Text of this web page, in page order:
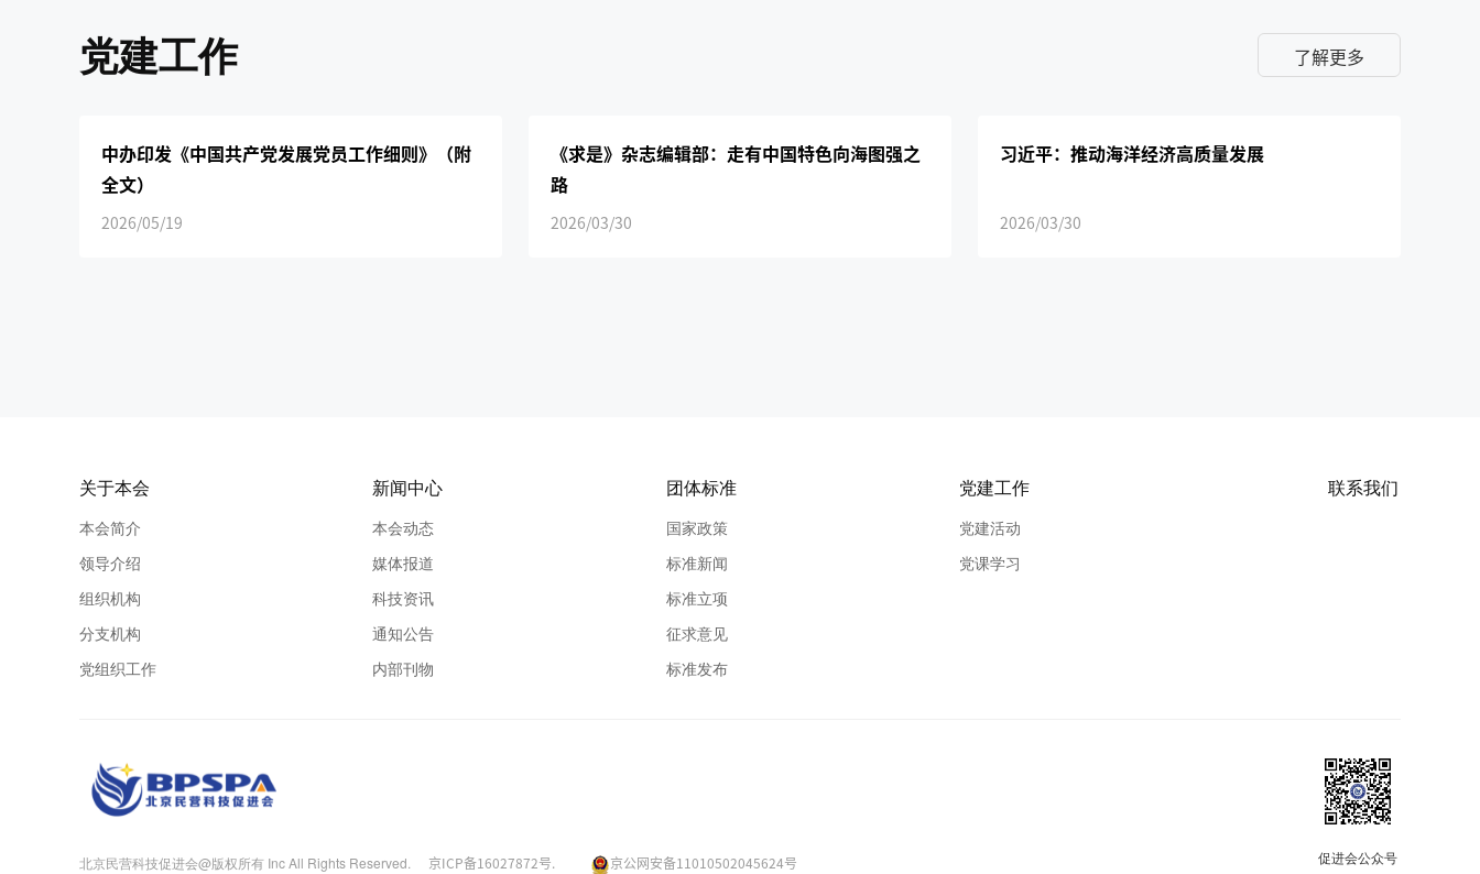
党建工作 了解更多
中办印发《中国共产党发展党员工作细则》（附
全文）
2026/05/19
《求是》杂志编辑部：走有中国特色向海图强之
路
2026/03/30
习近平：推动海洋经济高质量发展
2026/03/30
关于本会
本会简介
领导介绍
组织机构
分支机构
党组织工作
新闻中心
本会动态
媒体报道
科技资讯
通知公告
内部刊物
团体标准
国家政策
标准新闻
标准立项
征求意见
标准发布
党建工作
党建活动
党课学习
联系我们
北京民营科技促进会@版权所有 Inc All Rights Reserved. 京ICP备16027872号. 京公网安备11010502045624号 促进会公众号